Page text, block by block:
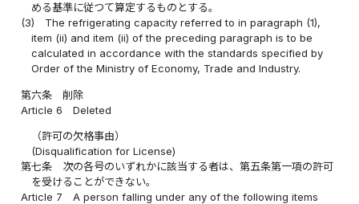
める基準に従つて算定するものとする。
(3)
The refrigerating capacity referred to in paragraph (1),
item (ii) and item (ii) of the preceding paragraph is to be
calculated in accordance with the standards specified by
Order of the Ministry of Economy, Trade and Industry.
第六条
削除
Article 6
Deleted
（許可の欠格事由）
(Disqualification for License)
第七条
次の各号のいずれかに該当する者は、第五条第一項の許可
を受けることができない。
Article 7
A person falling under any of the following items